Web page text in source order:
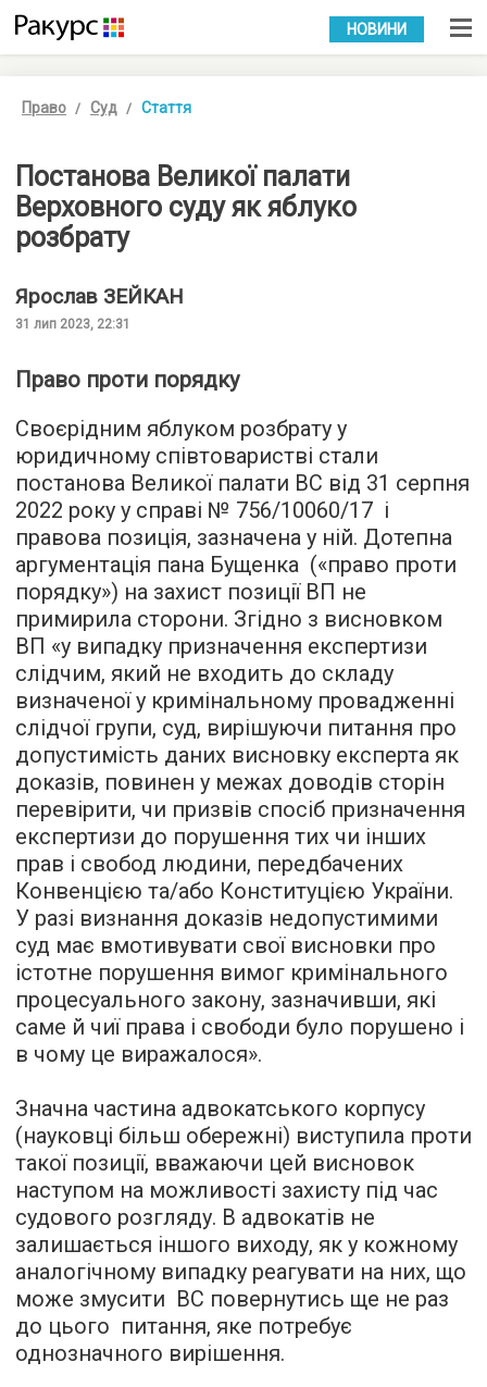
УКР РУС
НОВИНИ
Право Суд Стаття
Постанова Великої палати
Верховного суду як яблуко
розбрату
Ярослав ЗЕЙКАН
31 лип 2023, 22:31
Право проти порядку
Своєрідним яблуком розбрату у
юридичному співтоваристві стали
постанова Великої палати ВС від 31 серпня
2022 року у справі № 756/10060/17 і
правова позиція, зазначена у ній. Дотепна
аргументація пана Бущенка («право проти
порядку») на захист позиції ВП не
примирила сторони. Згідно з висновком
ВП «у випадку призначення експертизи
слідчим, який не входить до складу
визначеної у кримінальному провадженні
слідчої групи, суд, вирішуючи питання про
допустимість даних висновку експерта як
доказів, повинен у межах доводів сторін
перевірити, чи призвів спосіб призначення
експертизи до порушення тих чи інших
прав і свобод людини, передбачених
Конвенцією та/або Конституцією України.
У разі визнання доказів недопустимими
суд має вмотивувати свої висновки про
істотне порушення вимог кримінального
процесуального закону, зазначивши, які
саме й чиї права і свободи було порушено і
в чому це виражалося».
Значна частина адвокатського корпусу
(науковці більш обережні) виступила проти
такої позиції, вважаючи цей висновок
наступом на можливості захисту під час
судового розгляду. В адвокатів не
залишається іншого виходу, як у кожному
аналогічному випадку реагувати на них, що
може змусити ВС повернутись ще не раз
до цього питання, яке потребує
однозначного вирішення.